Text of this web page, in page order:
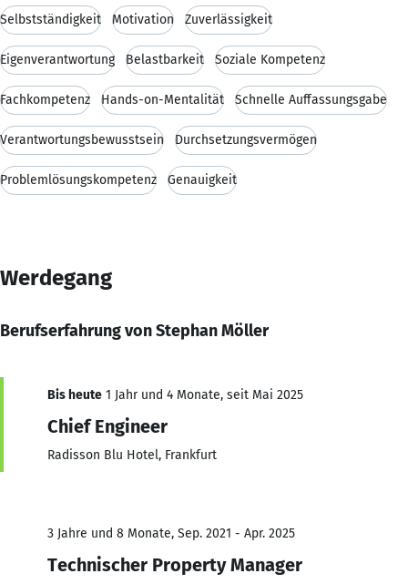
Selbstständigkeit Motivation Zuverlässigkeit
Eigenverantwortung Belastbarkeit Soziale Kompetenz
Fachkompetenz Hands-on-Mentalität Schnelle Auffassungsgabe
Verantwortungsbewusstsein Durchsetzungsvermögen
Problemlösungskompetenz Genauigkeit
Werdegang
Berufserfahrung von Stephan Möller
Bis heute 1 Jahr und 4 Monate, seit Mai 2025
Chief Engineer
Radisson Blu Hotel, Frankfurt
3 Jahre und 8 Monate, Sep. 2021 - Apr. 2025
Technischer Property Manager